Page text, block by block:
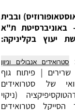
ובבית
באוניברסיטת ת"א
יעוץ בקליניקה:
סטרואידים אנבולים וניוון
שרירים | פיתוח גוף
של סטרואידים
(ניקוי
סטרואידים